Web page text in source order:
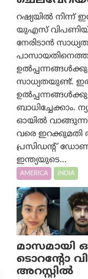
റഷ്യയിൽ നിന്ന്
യുഎസ്
നേരിടാൻ
സാധ്യതയുണ്ട്.
ബാധിച്ചേക്കാം.
ഓയിൽ വാങ്ങുന്ന
വരെ
പ്രസിഡന്റ്
ഇന്ത്യയുടെ...
AMERICA INDIA
മാസമായി
ടൊറന്റോ
അറസ്റ്റിൽ